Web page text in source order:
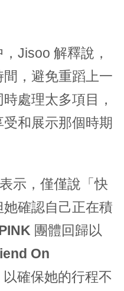
Jisoo 解釋說，
，避免重蹈上一
處理太多項目，
和展示那個時期
示，僅僅說「快
確認自己正在積
團體回歸以
On
確保她的行程不